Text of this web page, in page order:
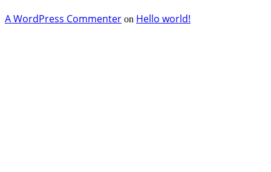
A WordPress Commenter on Hello world!